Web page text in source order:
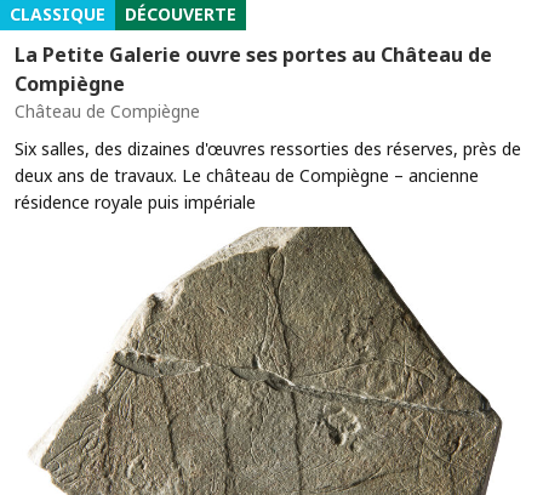
CLASSIQUE DÉCOUVERTE
La Petite Galerie ouvre ses portes au Château de
Compiègne
Château de Compiègne
Six salles, des dizaines d'œuvres ressorties des réserves, près de
deux ans de travaux. Le château de Compiègne – ancienne
résidence royale puis impériale